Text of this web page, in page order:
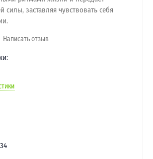
силы, заставляя чувствовать себя
Написать отзыв